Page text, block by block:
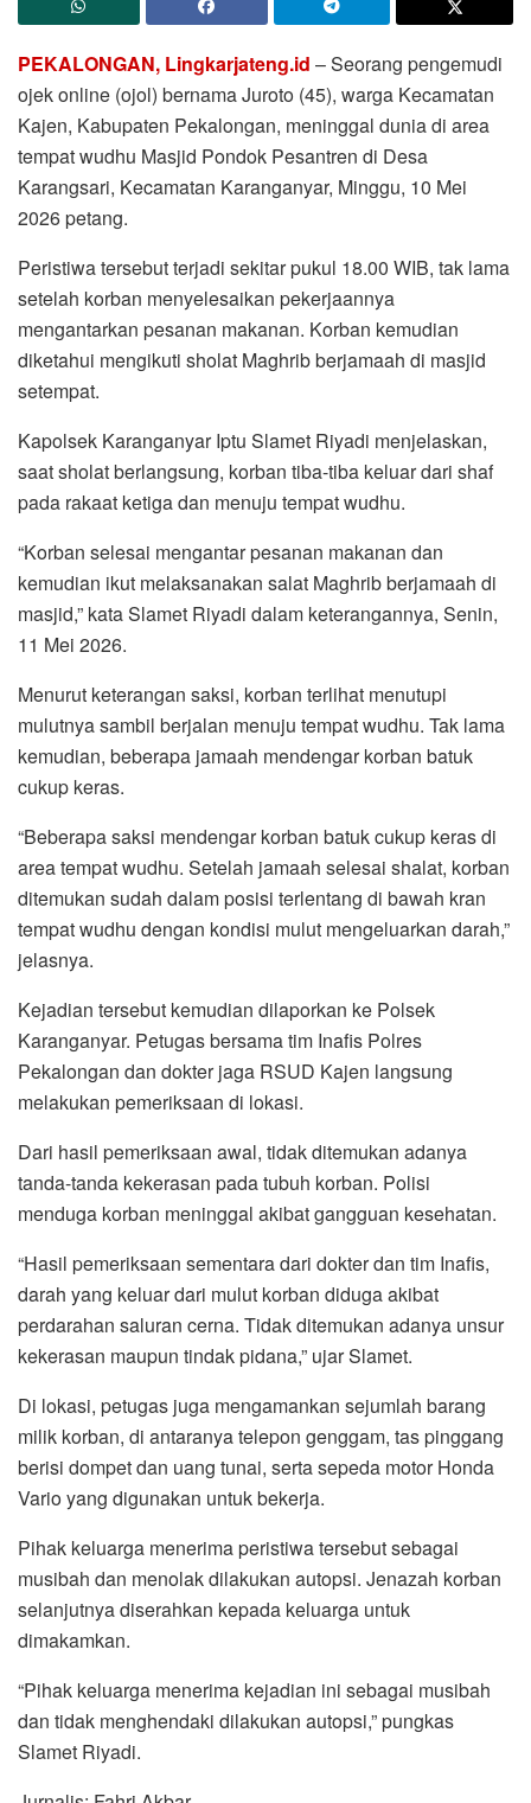
PEKALONGAN, Lingkarjateng.id – Seorang pengemudi
ojek online (ojol) bernama Juroto (45), warga Kecamatan
Kajen, Kabupaten Pekalongan, meninggal dunia di area
tempat wudhu Masjid Pondok Pesantren di Desa
Karangsari, Kecamatan Karanganyar, Minggu, 10 Mei
2026 petang.
Peristiwa tersebut terjadi sekitar pukul 18.00 WIB, tak lama
setelah korban menyelesaikan pekerjaannya
mengantarkan pesanan makanan. Korban kemudian
diketahui mengikuti sholat Maghrib berjamaah di masjid
setempat.
Kapolsek Karanganyar Iptu Slamet Riyadi menjelaskan,
saat sholat berlangsung, korban tiba-tiba keluar dari shaf
pada rakaat ketiga dan menuju tempat wudhu.
“Korban selesai mengantar pesanan makanan dan
kemudian ikut melaksanakan salat Maghrib berjamaah di
masjid,” kata Slamet Riyadi dalam keterangannya, Senin,
11 Mei 2026.
Menurut keterangan saksi, korban terlihat menutupi
mulutnya sambil berjalan menuju tempat wudhu. Tak lama
kemudian, beberapa jamaah mendengar korban batuk
cukup keras.
“Beberapa saksi mendengar korban batuk cukup keras di
area tempat wudhu. Setelah jamaah selesai shalat, korban
ditemukan sudah dalam posisi terlentang di bawah kran
tempat wudhu dengan kondisi mulut mengeluarkan darah,”
jelasnya.
Kejadian tersebut kemudian dilaporkan ke Polsek
Karanganyar. Petugas bersama tim Inafis Polres
Pekalongan dan dokter jaga RSUD Kajen langsung
melakukan pemeriksaan di lokasi.
Dari hasil pemeriksaan awal, tidak ditemukan adanya
tanda-tanda kekerasan pada tubuh korban. Polisi
menduga korban meninggal akibat gangguan kesehatan.
“Hasil pemeriksaan sementara dari dokter dan tim Inafis,
darah yang keluar dari mulut korban diduga akibat
perdarahan saluran cerna. Tidak ditemukan adanya unsur
kekerasan maupun tindak pidana,” ujar Slamet.
Di lokasi, petugas juga mengamankan sejumlah barang
milik korban, di antaranya telepon genggam, tas pinggang
berisi dompet dan uang tunai, serta sepeda motor Honda
Vario yang digunakan untuk bekerja.
Pihak keluarga menerima peristiwa tersebut sebagai
musibah dan menolak dilakukan autopsi. Jenazah korban
selanjutnya diserahkan kepada keluarga untuk
dimakamkan.
“Pihak keluarga menerima kejadian ini sebagai musibah
dan tidak menghendaki dilakukan autopsi,” pungkas
Slamet Riyadi.